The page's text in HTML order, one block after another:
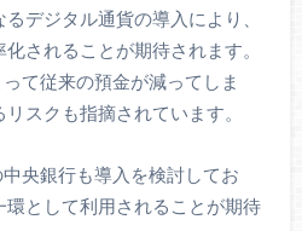
デジタル通貨の導入により、
されることが期待されます。
て従来の預金が減ってしま
スクも指摘されています。
央銀行も導入を検討してお
環として利用されることが期待